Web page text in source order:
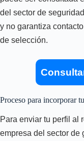
del sector de
y no garantiza
de selección.
Proceso para incorporar
Para enviar tu perfil al
empresa del sector de